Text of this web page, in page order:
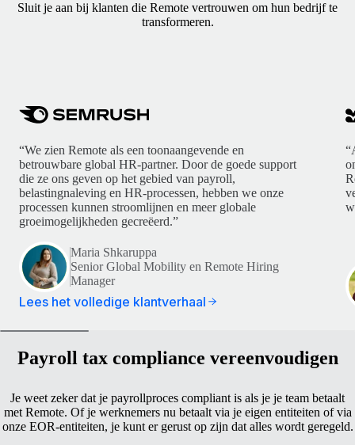
Sluit je aan bij klanten die Remote vertrouwen om hun bedrijf te
transformeren.
“We zien Remote als een toonaangevende en
betrouwbare global HR-partner. Door de goede support
die ze ons geven op het gebied van payroll,
belastingnaleving en HR-processen, hebben we onze
processen kunnen stroomlijnen en meer globale
groeimogelijkheden gecreëerd.”
Maria Shkaruppa
Senior Global Mobility en Remote Hiring
Manager
Lees het volledige klantverhaal
Payroll tax compliance vereenvoudigen
Je weet zeker dat je payrollproces compliant is als je je team betaalt
met Remote. Of je werknemers nu betaalt via je eigen entiteiten of via
onze EOR-entiteiten, je kunt er gerust op zijn dat alles wordt geregeld.